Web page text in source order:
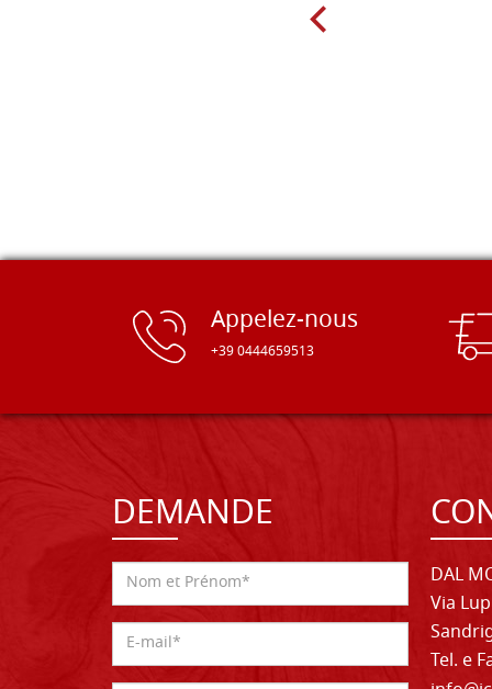
Appelez-nous
+39 0444659513
DEMANDE
DAL
Via
Tel. e